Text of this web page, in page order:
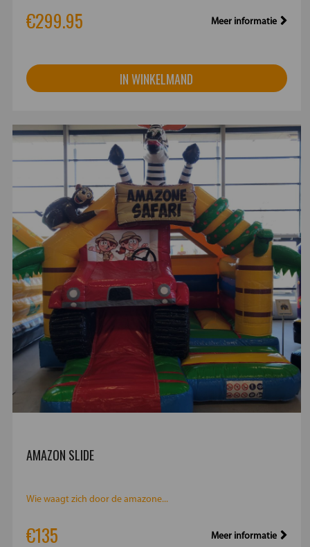
€299.95 Meer informatie
IN WINKELMAND
AMAZON SLIDE
Wie waagt zich door de amazone...
€135 Meer informatie